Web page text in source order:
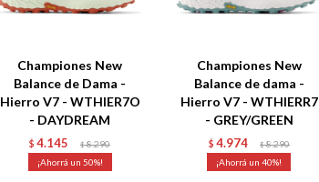
Championes New
Balance de Dama -
Hierro V7 - WTHIER7O
- DAYDREAM
$ 4.145 $ 8.290
50
Championes New
Balance de dama -
Hierro V7 - WTHIERR7
- GREY/GREEN
$ 4.974 $ 8.290
40